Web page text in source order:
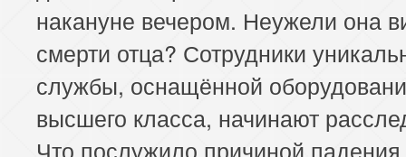
накануне вечером. Неужели она
смерти отца? Сотрудники
службы, оснащённой
высшего класса, начинают
Что послужило причиной падения